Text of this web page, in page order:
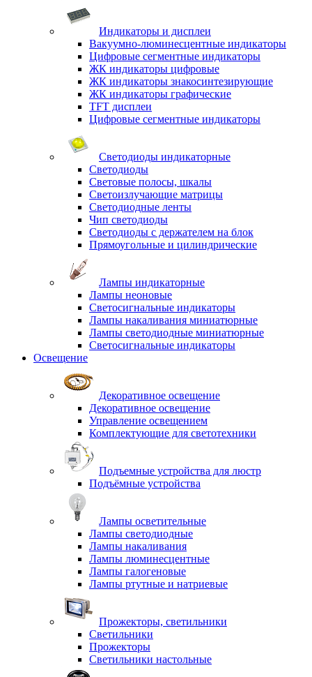
Индикаторы и дисплеи
Вакуумно-люминесцентные индикаторы
Цифровые сегментные индикаторы
ЖК индикаторы цифровые
ЖК индикаторы знакосинтезирующие
ЖК индикаторы графические
TFT дисплеи
Цифровые сегментные индикаторы
Светодиоды индикаторные
Светодиоды
Световые полосы, шкалы
Светоизлучающие матрицы
Светодиодные ленты
Чип светодиоды
Светодиоды с держателем на блок
Прямоугольные и цилиндрические
Лампы индикаторные
Лампы неоновые
Светосигнальные индикаторы
Лампы накаливания миниатюрные
Лампы светодиодные миниатюрные
Светосигнальные индикаторы
Освещение
Декоративное освещение
Декоративное освещение
Управление освещением
Комплектующие для светотехники
Подъемные устройства для люстр
Подъёмные устройства
Лампы осветительные
Лампы светодиодные
Лампы накаливания
Лампы люминесцентные
Лампы галогеновые
Лампы ртутные и натриевые
Прожекторы, светильники
Светильники
Прожекторы
Светильники настольные